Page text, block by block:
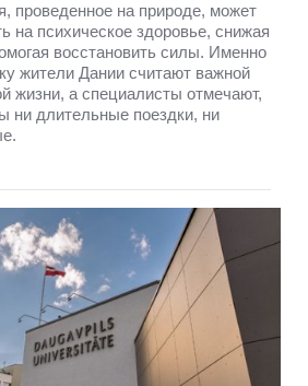
проведенное на природе, может
на психическое здоровье, снижая
восстановить силы. Именно
жители Дании считают важной
жизни, а специалисты отмечают,
ни длительные поездки, ни